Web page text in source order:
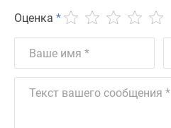
скидками
Видео
Оценка *